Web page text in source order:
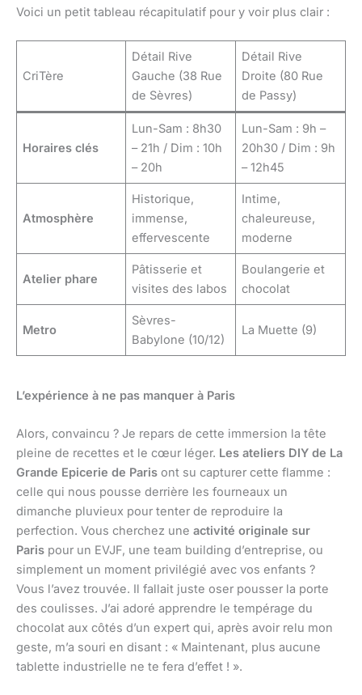
Voici un petit tableau récapitulatif pour y voir plus clair :
CriTère
Détail Rive
Gauche (38 Rue
de Sèvres)
Détail Rive
Droite (80 Rue
de Passy)
Horaires clés
Lun-Sam : 8h30
– 21h / Dim : 10h
– 20h
Lun-Sam : 9h –
20h30 / Dim : 9h
– 12h45
Atmosphère
Historique,
immense,
effervescente
Intime,
chaleureuse,
moderne
Atelier phare
Pâtisserie et
visites des labos
Boulangerie et
chocolat
Metro
Sèvres-
Babylone (10/12)
La Muette (9)
L’expérience à ne pas manquer à Paris
Alors, convaincu ? Je repars de cette immersion la tête
pleine de recettes et le cœur léger. Les ateliers DIY de La
Grande Epicerie de Paris ont su capturer cette flamme :
celle qui nous pousse derrière les fourneaux un
dimanche pluvieux pour tenter de reproduire la
perfection. Vous cherchez une activité originale sur
Paris pour un EVJF, une team building d’entreprise, ou
simplement un moment privilégié avec vos enfants ?
Vous l’avez trouvée. Il fallait juste oser pousser la porte
des coulisses. J’ai adoré apprendre le tempérage du
chocolat aux côtés d’un expert qui, après avoir relu mon
geste, m’a souri en disant : « Maintenant, plus aucune
tablette industrielle ne te fera d’effet ! ».